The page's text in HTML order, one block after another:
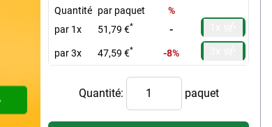
Quantité par paquet
%
par 1x
51,79 €* -
par 3x 47,59 €* -8%
Quantité: paquet